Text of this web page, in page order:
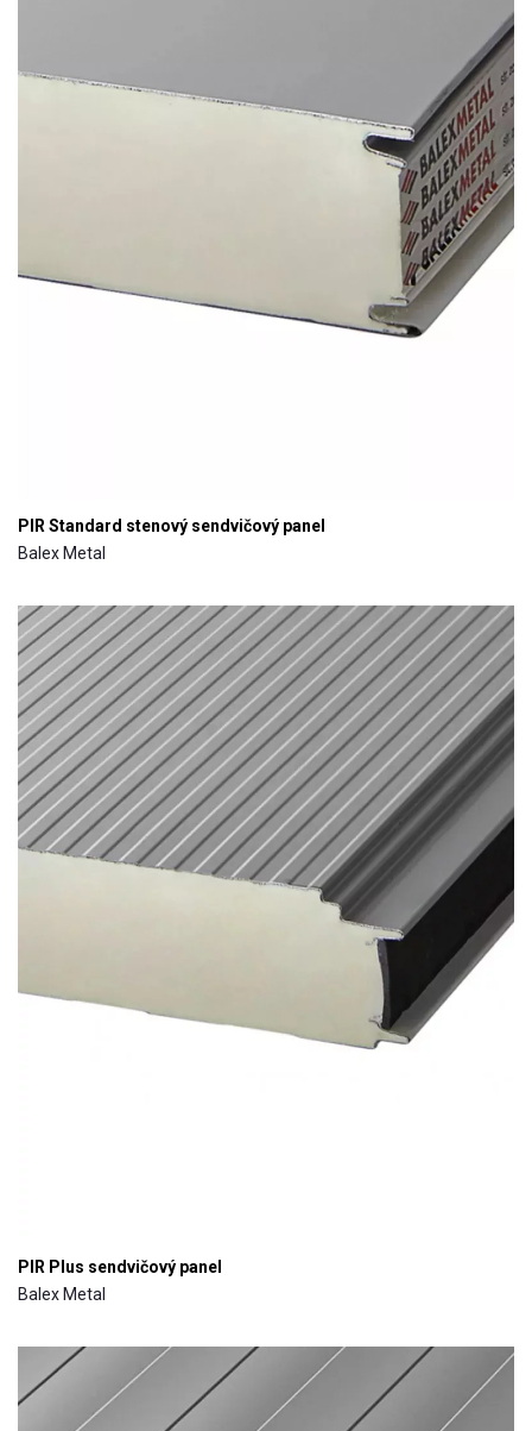
PIR Standard stenový sendvičový panel
Balex Metal
PIR Plus sendvičový panel
Balex Metal